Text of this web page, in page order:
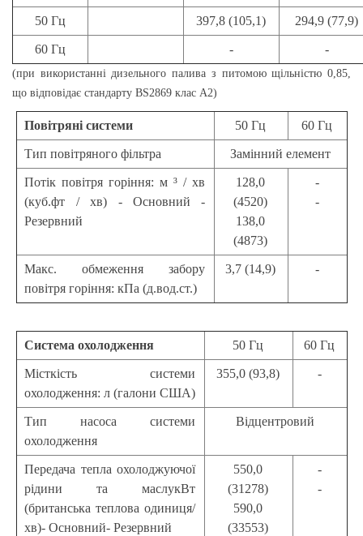
50 Гц 397,8 (105,1) 294,9 (77,9)
60 Гц - -
(при використанні дизельного палива з питомою щільністю 0,85,
що відповідає стандарту BS2869 клас А2)
Повітряні системи 50 Гц 60 Гц
Тип повітряного фільтра Замінний елемент
Потік повітря горіння: м ³ / хв
(куб.фт / хв) - Основний -
Резервний
128,0
(4520)
138,0
(4873)
-
-
Макс. обмеження забору
повітря горіння: кПа (д.вод.ст.)
3,7 (14,9) -
Система охолодження 50 Гц 60 Гц
Місткість системи
охолодження: л (галони США)
355,0 (93,8) -
Тип насоса системи
охолодження
Відцентровий
Передача тепла охолоджуючої
рідини та маслукВт
(британська теплова одиниця/
хв)- Основний- Резервний
550,0
(31278)
590,0
(33553)
-
-